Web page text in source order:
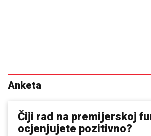
Anketa
Čiji rad na premijerskoj
ocjenjujete pozitivno?